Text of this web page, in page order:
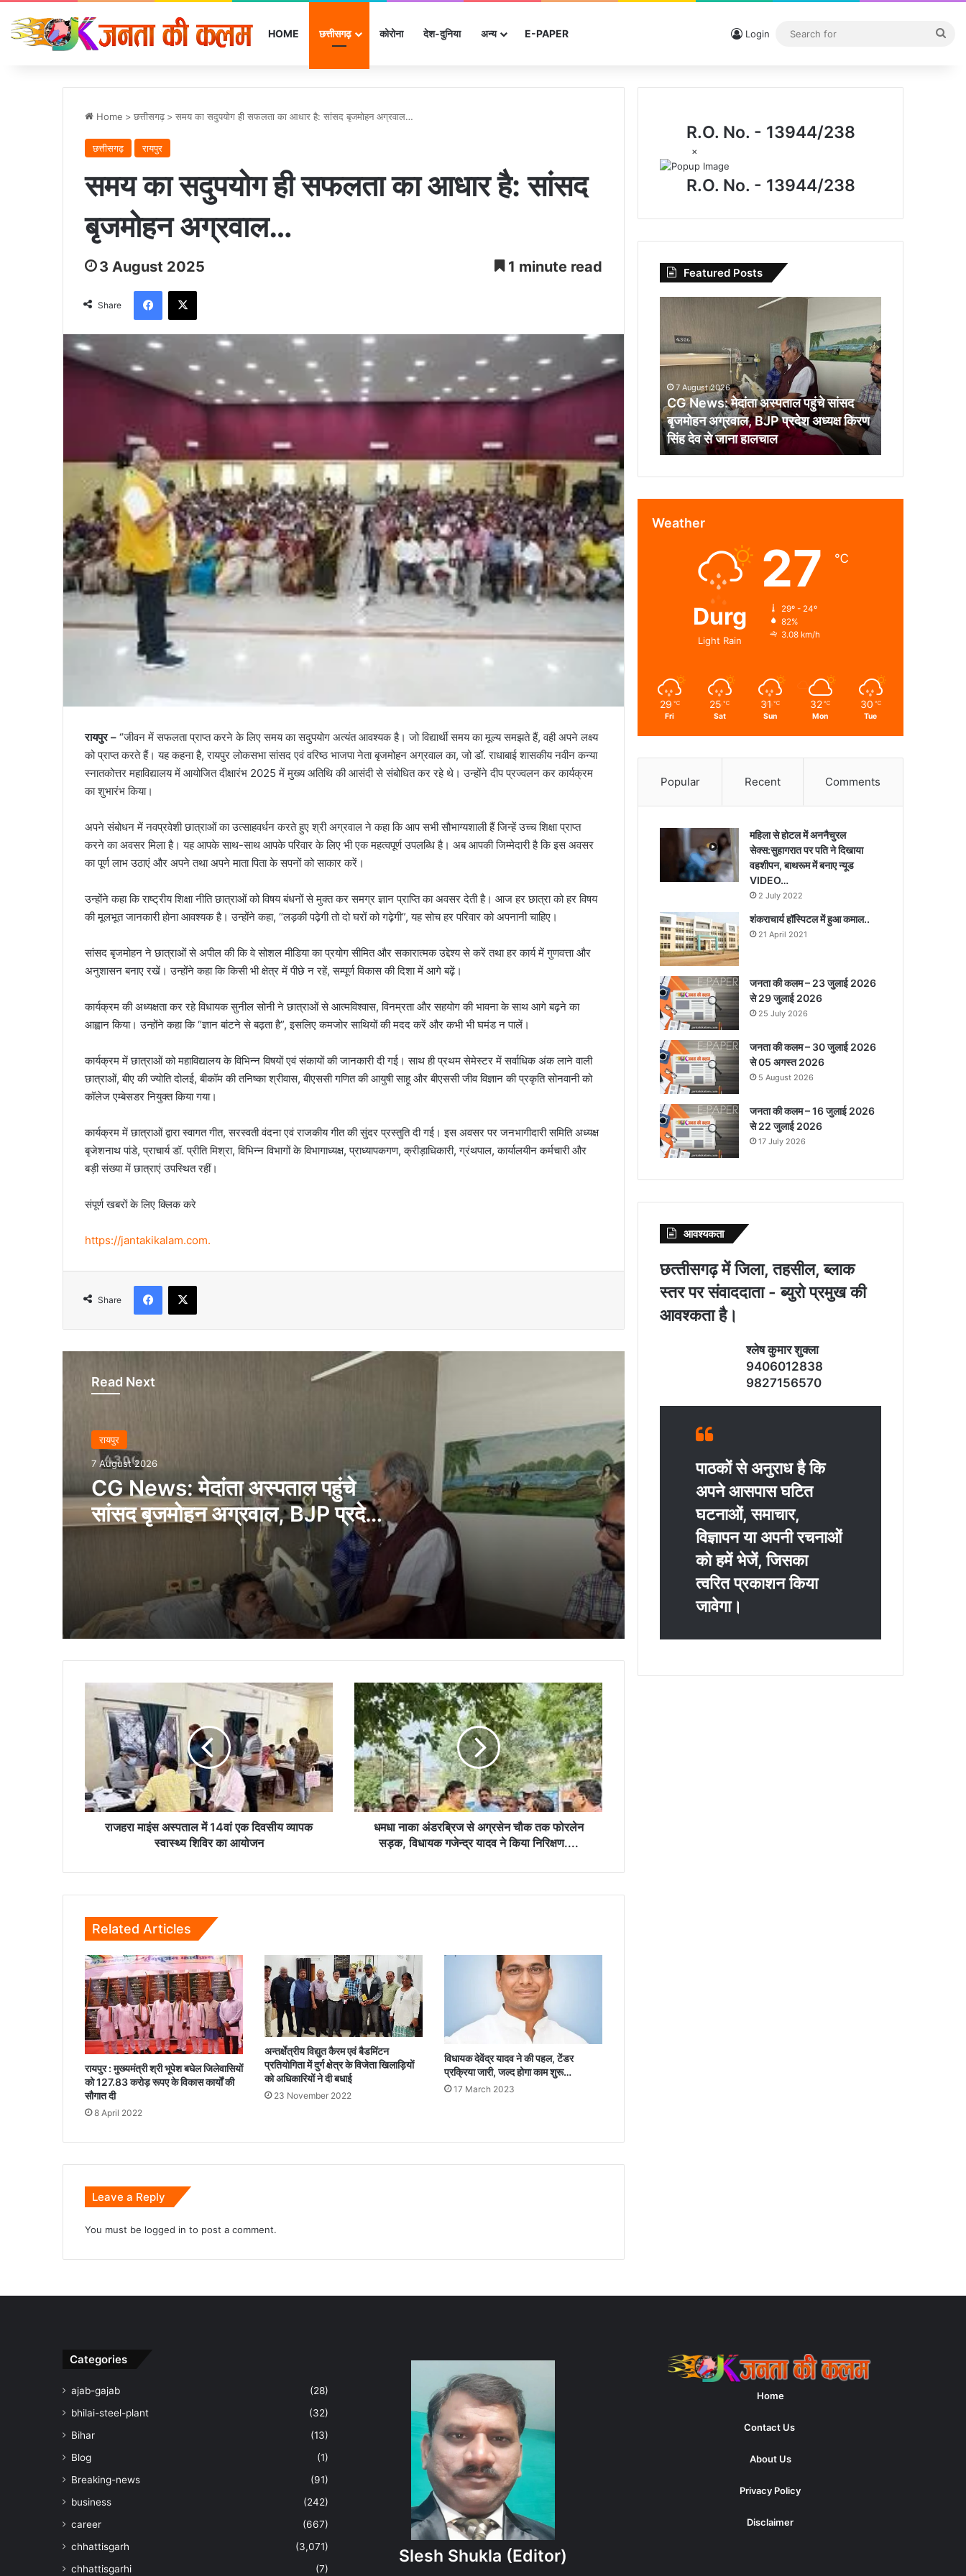
HOME छत्तीसगढ़ कोरोना देश-दुनिया अन्‍य E-PAPER Login
Home > छत्तीसगढ़ > समय का सदुपयोग ही सफलता का आधार है: सांसद बृजमोहन अग्रवाल…
छत्तीसगढ़ रायपुर
समय का सदुपयोग ही सफलता का आधार है: सांसद
बृजमोहन अग्रवाल…
3 August 2025 1 minute read
Share
Facebook
X
रायपुर – “जीवन में सफलता प्राप्त करने के लिए समय का सदुपयोग अत्यंत आवश्यक है। जो विद्यार्थी समय का मूल्य समझते हैं, वही अपने लक्ष्य
को प्राप्त करते हैं। यह कहना है, रायपुर लोकसभा सांसद एवं वरिष्ठ भाजपा नेता बृजमोहन अग्रवाल का, जो डॉ. राधाबाई शासकीय नवीन कन्या
स्नातकोत्तर महाविद्यालय में आयोजित दीक्षारंभ 2025 में मुख्य अतिथि की आसंदी से संबोधित कर रहे थे। उन्होंने दीप प्रज्वलन कर कार्यक्रम
का शुभारंभ किया।
अपने संबोधन में नवप्रवेशी छात्राओं का उत्साहवर्धन करते हुए श्री अग्रवाल ने कहा कि आप सभी सौभाग्यशाली हैं जिन्हें उच्च शिक्षा प्राप्त
करने का अवसर मिला है। यह आपके साथ-साथ आपके परिवार के लिए भी एक महत्वपूर्ण उपलब्धि है। अब आपकी जिम्मेदारी है कि इस अवसर
का पूर्ण लाभ उठाएं और अपने तथा अपने माता पिता के सपनों को साकार करें।
उन्होंने कहा कि राष्ट्रीय शिक्षा नीति छात्राओं को विषय बंधनों से मुक्त कर समग्र ज्ञान प्राप्ति का अवसर देती है। आज हर छात्रा को हर विषय
की मूलभूत जानकारी होना आवश्यक है। उन्होंने कहा, “लड़की पढ़ेगी तो दो घरों को गढ़ेगी”, यह सोच हर परिवार को अपनानी चाहिए।
सांसद बृजमोहन ने छात्राओं से अपील की कि वे सोशल मीडिया का प्रयोग सीमित और सकारात्मक उद्देश्य से करें तथा हर कार्य में गुणवत्ता और
अनुशासन बनाए रखें। उन्होंने कहा कि किसी भी क्षेत्र में पीछे न रहें, सम्पूर्ण विकास की दिशा में आगे बढ़ें।
कार्यक्रम की अध्यक्षता कर रहे विधायक सुनील सोनी ने छात्राओं से आत्मविश्वास, विनम्रता और सहयोग की भावना के साथ आगे बढ़ने का
आह्वान किया। उन्होंने कहा कि “ज्ञान बांटने से बढ़ता है”, इसलिए कमजोर साथियों की मदद करें और कभी भी घमंड न पालें।
कार्यक्रम में छात्राओं को महाविद्यालय के विभिन्न विषयों एवं संकायों की जानकारी दी गई। साथ ही प्रथम सेमेस्टर में सर्वाधिक अंक लाने वाली
छात्राओं, बीए की ज्योति दोलई, बीकॉम की तनिष्का श्रीवास, बीएससी गणित की आयुषी साहू और बीएससी जीव विज्ञान की प्रकृति सोनवानी को
कॉलेज एम्बेसडर नियुक्त किया गया।
कार्यक्रम में छात्राओं द्वारा स्वागत गीत, सरस्वती वंदना एवं राजकीय गीत की सुंदर प्रस्तुति दी गई। इस अवसर पर जनभागीदारी समिति अध्यक्ष
बृजेशनाथ पांडे, प्राचार्य डॉ. प्रीति मिश्रा, विभिन्न विभागों के विभागाध्यक्ष, प्राध्यापकगण, क्रीड़ाधिकारी, ग्रंथपाल, कार्यालयीन कर्मचारी और
बड़ी संख्या में छात्राएं उपस्थित रहीं।
संपूर्ण खबरों के लिए क्लिक करे
https://jantakikalam.com.
Share
Facebook
X
Read Next
रायपुर
7 August 2026
CG News: मेदांता अस्पताल पहुंचे
सांसद बृजमोहन अग्रवाल, BJP प्रदेश
अध्यक्ष किरण सिंह देव से जाना हालचाल
उपभोक्ता हेल्पलाइन पर शिकायतें 20,000 के पार,
गृहमंत्री को लिखा पत्र
फोर्स की पहली बैठक संपन्न
“छत्तीसगढ़ के कारीगर वैश्विक बाजार का नेतृत्व कर
सकते हैं” लोकसभा में सांसद बृजमोहन अग्रवाल
सिंचाई सुविधाओं के विस्तार, फसल विविधिकरण और
आधुनिक तकनीक से खेती बनेगी अधिक लाभकारी –
मुख्यमंत्री श्री साय
सांसद बृजमोहन अग्रवाल ने लोकसभा की एस्टिमेट्स
कमेटी की बैठक में उठाई छत्तीसगढ़ के लिए ‘डायरेक्ट
पोर्ट-कनेक्टिविटी’ कॉरिडोरदेने पर दिया ज़ोर
सांसद बृजमोहन अग्रवाल की पहल रंग लाई,
रजत पदक विजेता ज्ञानेश्वरी यादव से प्रभारी मंत्री
एवं शिक्षा मंत्री गजेंद्र यादव ने की आत्मीय मुलाकात
दिव्यांगजनों के सम्मान और सशक्तीकरण के लिए
सरकार निरंतर प्रतिबद्ध : मुख्यमंत्री विष्णु देव साय
माइंस
अस्पताल
दिवसीय
व्यापक
स्वास्थ्य
राजहरा माइंस अस्पताल में 14वां एक दिवसीय व्यापक
स्वास्थ्य शिविर का आयोजन
धमधा
नाका
अंडरब्रिज
से
अग्रसेन
चौक
तक
फोरलेन
सड़क,
विधायक
ने
धमधा नाका अंडरब्रिज से अग्रसेन चौक तक फोरलेन
सड़क, विधायक गजेन्द्र यादव ने किया निरिक्षण....
Related Articles
रायपुर : मुख्यमंत्री श्री भूपेश बघेल जिलेवासियों
को 127.83 करोड़ रूपए के विकास कार्यों की
सौगात दी
8 April 2022
अन्तर्क्षेत्रीय विद्युत कैरम एवं बैडमिंटन
प्रतियोगिता में दुर्ग क्षेत्र के विजेता खिलाड़ियों
को अधिकारियों ने दी बधाई
23 November 2022
विधायक देवेंद्र यादव ने की पहल, टेंडर
प्रक्रिया जारी, जल्द होगा काम शुरू…
17 March 2023
Leave a Reply
You must be logged in to post a comment.
R.O. No. - 13944/238
×
R.O. No. - 13944/238
Featured Posts
मेदांता
अस्पताल
पहुंचे
बृजमोहन
अग्रवाल,
BJP
प्रदेश
अध्यक्ष
देव
जाना
7 August 2026
CG News: मेदांता अस्पताल पहुंचे सांसद
बृजमोहन अग्रवाल, BJP प्रदेश अध्यक्ष किरण
सिंह देव से जाना हालचाल
Weather
Durg
Light Rain
27 ℃
29º - 24º
82%
3.08 km/h
29 ℃
Fri
25 ℃
Sat
31 ℃
Sun
32 ℃
Mon
30 ℃
Tue
Popular Recent Comments
महिला से होटल में अननैचुरल
सेक्स:सुहागरात पर पति ने दिखाया
वहशीपन, बाथरूम में बनाए न्यूड
VIDEO…
2 July 2022
शंकराचार्य हॉस्पिटल में हुआ कमाल..
21 April 2021
जनता की कलम – 23 जुलाई 2026
से 29 जुलाई 2026
25 July 2026
जनता की कलम – 30 जुलाई 2026
से 05 अगस्त 2026
5 August 2026
जनता की कलम – 16 जुलाई 2026
से 22 जुलाई 2026
17 July 2026
आवश्‍यकता
छत्‍तीसगढ़ में जिला, तहसील, ब्‍लाक
स्‍तर पर संवाददाता - ब्‍युरो प्रमुख की
आवश्‍कता है।
श्‍लेष कुमार शुक्‍ला
9406012838
9827156570
पाठकों से अनुराध है कि
अपने आसपास घटित
घटनाओं, समाचार,
विज्ञापन या अपनी रचनाओं
को हमें भेजें, जिसका
त्‍वरित प्रकाशन किया
जावेगा।
Categories
ajab-gajab
(28)
bhilai-steel-plant
(32)
Bihar
(13)
Blog
(1)
Breaking-news
(91)
business
(242)
career
(667)
chhattisgarh
(3,071)
chhattisgarhi
(7)
Slesh Shukla (Editor)
Home
Contact Us
About Us
Privacy Policy
Disclaimer